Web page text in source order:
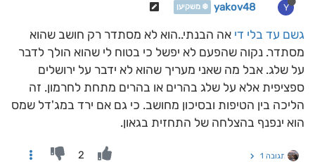
Y
yakov48 ❄️ משקיען
גשם עד בלי די אה הבנתי..הוא לא מסתדר רק חושב שהוא
מסתדר. נקוה שהפעם לא יפשל כי בטוח לי שהוא הולך לדבר
על שלג. אבל מה שאני מעריך שהוא לא ידבר על ירושלים
ספציפית אלא על שלג בהרים או בהרים מתחת לחרמון. זה
הליכה בין הטיפות ובסיכון מחושב. כי גם אם ירד במג'דל שמס
הוא ינפנף בהצלחה של התחזית בגאון.
תגובה 1 2